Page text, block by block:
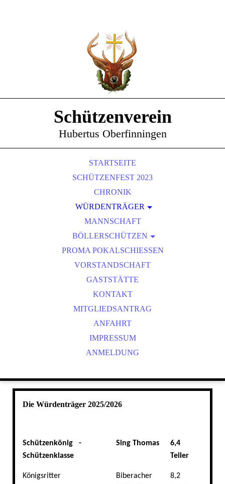
Schützenverein
Hubertus Oberfinningen
STARTSEITE
SCHÜTZENFEST 2023
CHRONIK
WÜRDENTRÄGER
SCHÜTZENKÖNIGE
VEREINSMEISTER
MANNSCHAFT
BÖLLERSCHÜTZEN
OKTOBERFEST & BÖLLERSCHIESSEN
BILDER HUBERTUSMESSE
VIDEO NEUJAHRSBÖLLERN
BILDER BÖLLER
PROMA POKALSCHIESSEN
VORSTANDSCHAFT
GASTSTÄTTE
KONTAKT
MITGLIEDSANTRAG
ANFAHRT
IMPRESSUM
ANMELDUNG
Die Würdenträger 2025/2026
Schützenkönig -
Schützenklasse
Sing Thomas
6,4
Teiler
Königsritter
Biberacher
8,2